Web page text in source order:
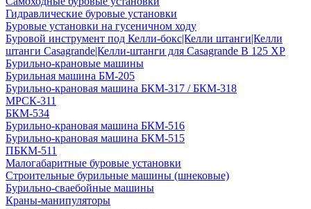
Гидравлические буровые установки
Буровые установки на гусеничном ходу
Буровой инструмент под Келли-бокс|Келли штанги|Келли
штанги Casagrande|Келли-штанги для Casagrande B 125 XP
Бурильно-крановые машины
Бурильная машина БМ-205
Бурильно-крановая машина БКМ-317 / БКМ-318
МРСК-311
БКМ-534
Бурильно-крановая машина БКМ-516
Бурильно-крановая машина БКМ-515
ПБКМ-511
Малогабаритные буровые установки
Строительные бурильные машины (шнековые)
Бурильно-сваебойные машины
Краны-манипуляторы